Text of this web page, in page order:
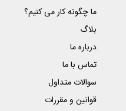
ما چگونه کار می کنیم؟
بلاگ
درباره ما
تماس با ما
سوالات متداول
قوانین و مقررات